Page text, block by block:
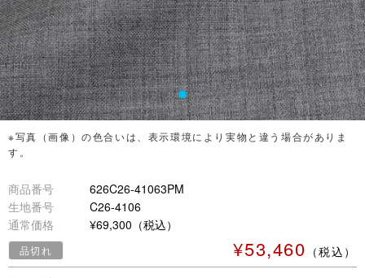
※写真（画像）の色合いは、表示環境により実物と違う場合がありま
す。
商品番号
626C26-41063PM
生地番号
C26-4106
通常価格
¥69,300（税込）
¥53,460 （税込）
品切れ